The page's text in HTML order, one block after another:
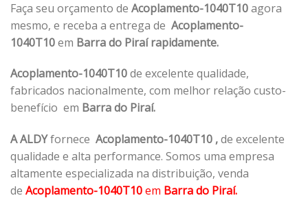
Faça seu orçamento de Acoplamento-1040T10agora
mesmo, e receba a entrega de Acoplamento-
1040T10em Barra do Piraí rapidamente.
Acoplamento-1040T10de excelente qualidade,
fabricados nacionalmente, com melhor relação custo-
benefício em Barra do Piraí.
A ALDYfornece Acoplamento-1040T10 ,de excelente
qualidade e alta performance. Somos uma empresa
altamente especializada na distribuição, venda
de Acoplamento-1040T10em Barra do Piraí.